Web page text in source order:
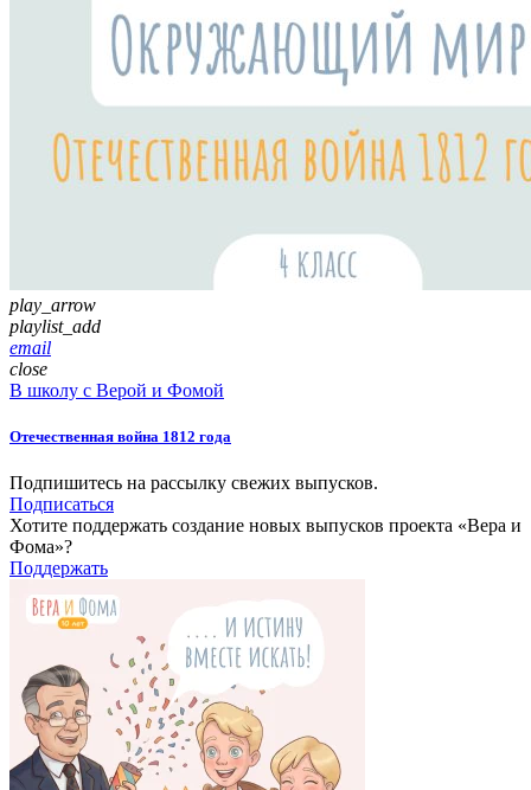
play_arrow
playlist_add
email
close
В школу с Верой и Фомой
Отечественная война 1812 года
Подпишитесь на рассылку свежих выпусков.
Подписаться
Хотите поддержать создание новых выпусков проекта «Вера и
Фома»?
Поддержать